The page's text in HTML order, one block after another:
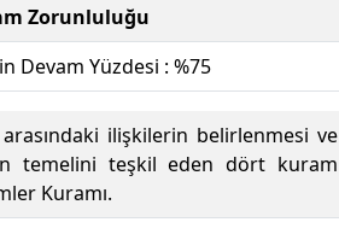
Zorunluluğu
Devam Yüzdesi : %75
ilişkilerin belirlenmesi ve
temelini teşkil eden dört kuram
Kuramı.